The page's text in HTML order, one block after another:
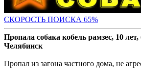
СКОРОСТЬ ПОИСКА 65%
Пропала собака кобель рамзес, 10
Челябинск
Пропал из загона частного дома, не